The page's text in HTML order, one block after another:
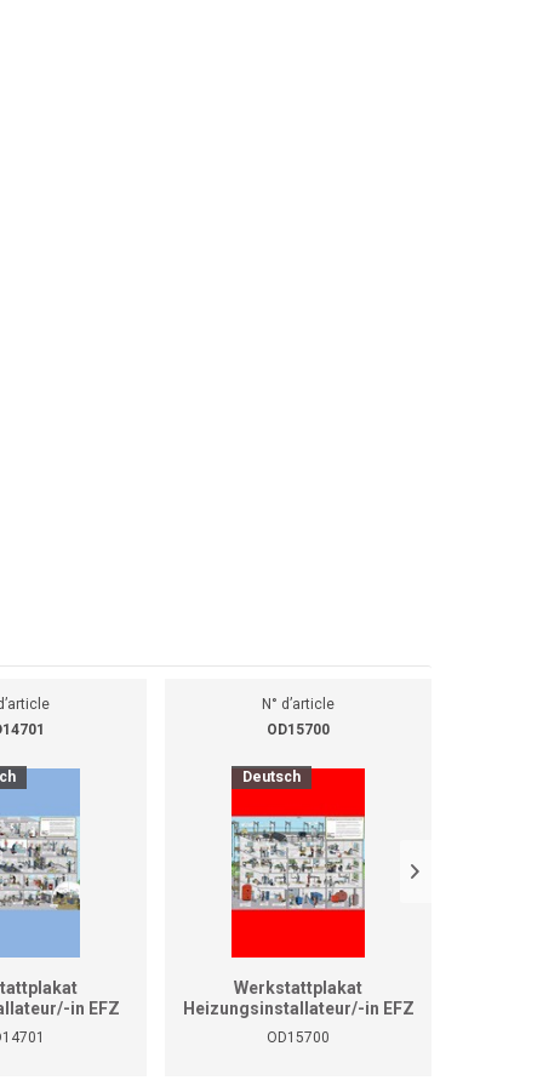
in EFZ
A1)
N° d’article
OD15700
Deutsch
Werkstattplakat
Heizungsinstallateur/-in EFZ
(Format A0)
OD15700